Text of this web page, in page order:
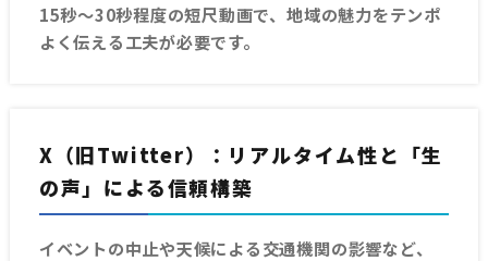
15秒〜30秒程度の短尺動画で、地域の魅力をテンポ
よく伝える工夫が必要です。
X（旧Twitter）：リアルタイム性と「生
の声」による信頼構築
イベントの中止や天候による交通機関の影響など、